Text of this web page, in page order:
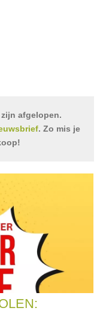
afgelopen.
. Zo mis je